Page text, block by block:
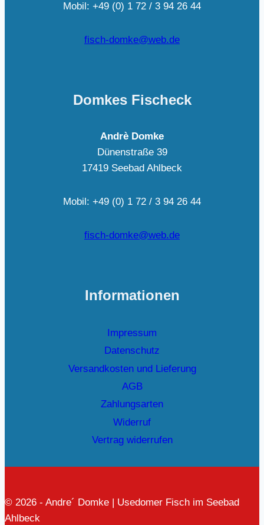
Mobil: +49 (0) 1 72 / 3 94 26 44
fisch-domke@web.de
Domkes Fischeck
Andrè Domke
Dünenstraße 39
17419 Seebad Ahlbeck
Mobil: +49 (0) 1 72 / 3 94 26 44
fisch-domke@web.de
Informationen
Impressum
Datenschutz
Versandkosten und Lieferung
AGB
Zahlungsarten
Widerruf
Vertrag widerrufen
© 2026 - Andre´ Domke | Usedomer Fisch im Seebad
Ahlbeck